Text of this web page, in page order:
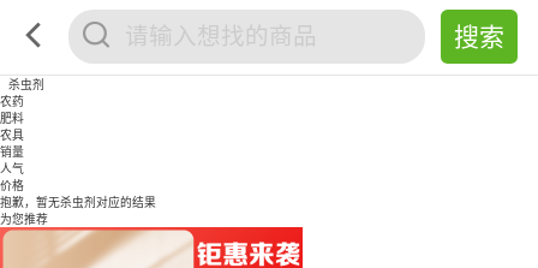
杀虫剂
农药
肥料
农具
销量
人气
价格
抱歉，暂无杀虫剂对应的结果
为您推荐